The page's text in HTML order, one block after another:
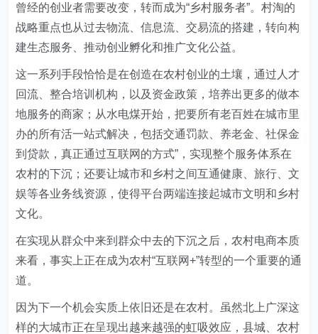
曾经的创业者需要改变，转而成为“乡村服务者”。村淘的
战略重点也从过去物流、信息流、交易流的搭建，转向构
建生态服务、推动创业孵化和推广文化公益。
这一系列手段恰恰是在创造在农村创业的土壤，通过人才
回流、整合培训机构，以及资金政策，培养出更多的做本
地服务的商家；从水电煤开始，把要所有老百姓在城市里
办的所有活一站式解决，包括交通罚款、养老金、社保金
到贷款，真正通过互联网的方式”，实现整个服务体系在
农村的下沉；还要让城市和乡村之间互通健康、旅行、文
娱等各业务线资源，使得平台两端连接起城市文明和乡村
文化。
在实现从群众中来到群众中去的下沉之后，农村电商本质
来看，事实上正在成为农村“互联网+”转型的一个重要的通
道。
因为下一个机会实质上依旧还是在农村。虽然北上广深这
样的大城市正在呈现出越来越强的虹吸效应，县城、农村